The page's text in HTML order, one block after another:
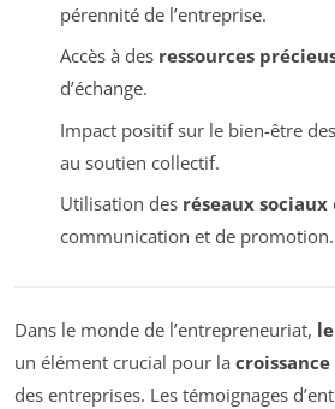
pérennité de l’entreprise.
Accès à des ressources
d’échange.
Impact positif sur le bien-être des
au soutien collectif.
Utilisation des réseaux sociaux
communication et de promotion.
Dans le monde de l’entrepreneuriat,
un élément crucial pour la croissance
des entreprises. Les témoignages